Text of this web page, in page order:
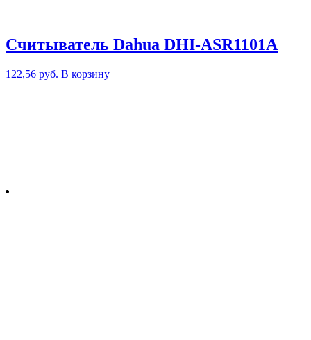
Считыватель Dahua DHI-ASR1101A
122,56 руб. В корзину